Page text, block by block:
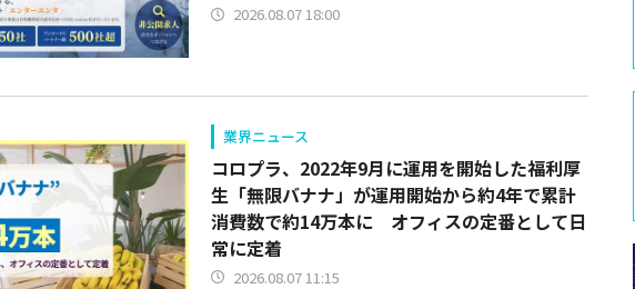
2026.08.07 18:00
業界ニュース
コロプラ、2022年9月に運用を開始した福利厚
生「無限バナナ」が運用開始から約4年で累計
消費数で約14万本に オフィスの定番として日
常に定着
2026.08.07 11:15